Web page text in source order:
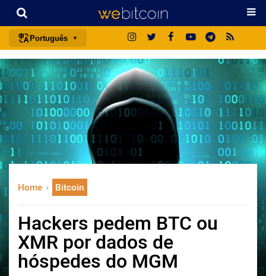
Português
português (BR)
english
español
français
italiano
deutsch
中文
한국어
العربية
ไทย
Home Bitcoin
Hackers pedem BTC ou
XMR por dados de
hóspedes do MGM